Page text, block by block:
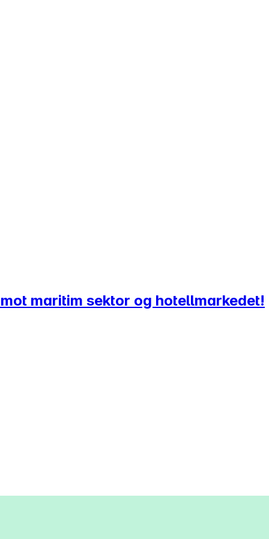
maritim sektor og hotellmarkedet!